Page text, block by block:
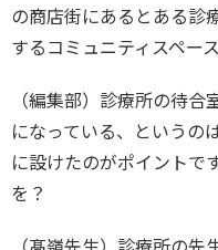
の商店街にあるとある診
するコミュニティスペー
（編集部）診療所の待
になっている、というの
に設けたのがポイントで
を？